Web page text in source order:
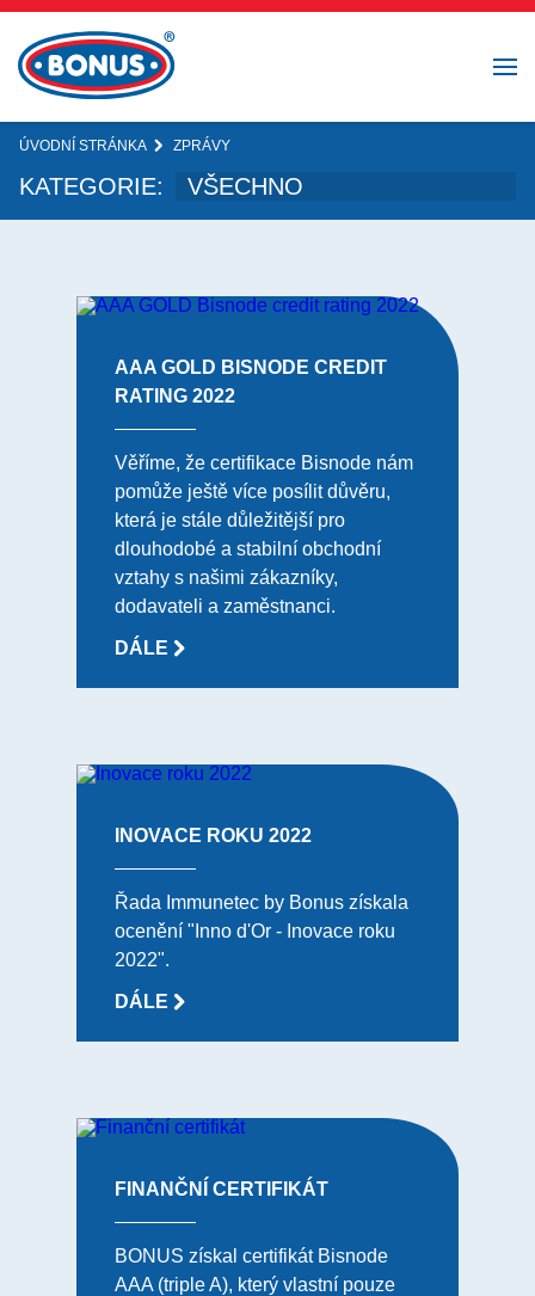
ÚVODNÍ STRÁNKA ZPRÁVY
KATEGORIE:
AAA GOLD BISNODE CREDIT
RATING 2022
Věříme, že certifikace Bisnode nám
pomůže ještě více posílit důvěru,
která je stále důležitější pro
dlouhodobé a stabilní obchodní
vztahy s našimi zákazníky,
dodavateli a zaměstnanci.
DÁLE
INOVACE ROKU 2022
Řada Immunetec by Bonus získala
ocenění "Inno d'Or - Inovace roku
2022".
DÁLE
FINANČNÍ CERTIFIKÁT
BONUS získal certifikát Bisnode
AAA (triple A), který vlastní pouze